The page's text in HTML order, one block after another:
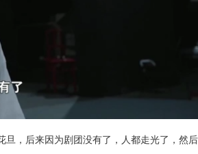
旦，后来因为剧团没有了，人都走光了，然